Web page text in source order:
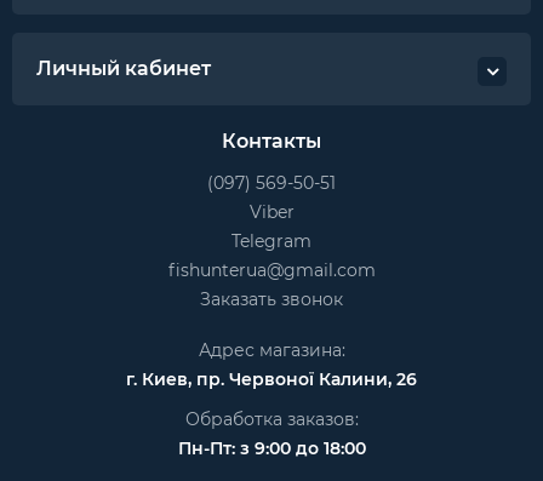
Личный кабинет
Контакты
(097) 569-50-51
Viber
Telegram
fishunterua@gmail.com
Заказать звонок
Адрес магазина:
г. Киев, пр. Червоної Калини, 26
Обработка заказов:
Пн-Пт: з 9:00 до 18:00